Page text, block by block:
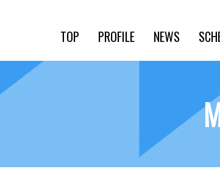
TOP PROFILE NEWS